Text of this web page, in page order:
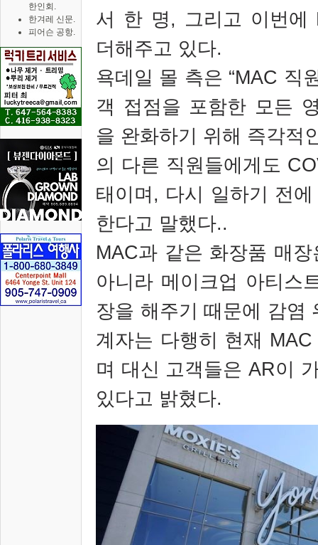
한인회.
한겨레 신문.
피어슨 공항.
서 한 명, 그리고 이번에
더해주고 있다.
욕데일 몰 측은 “MAC 직
객 접점을 포함한 모든
을 완화하기 위해 즉각적
의 다른 직원들에게도
태이며, 다시 일하기 전
한다고 말했다..
MAC과 같은 화장품 매
아니라 메이크업 아티스
장을 해주기 때문에 감염
계자는 다행히 현재 MAC
며 대신 고객들은 AR이
있다고 밝혔다.